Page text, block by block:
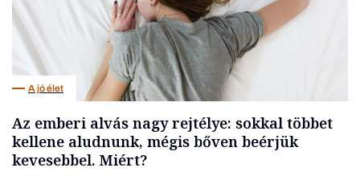
A jó élet
Az emberi alvás nagy rejtélye: sokkal többet
kellene aludnunk, mégis bőven beérjük
kevesebbel. Miért?